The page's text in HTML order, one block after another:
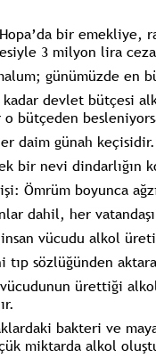
bir emekliye,
3 milyon lira ceza
günümüzde en
kadar devlet bütçesi
o bütçeden
daim günah
bir nevi dindarlığın
Ömrüm boyunca
dahil, her
vücudu alkol
tıp sözlüğünden
vücudunun ürettiği
bakteri ve
miktarda alkol